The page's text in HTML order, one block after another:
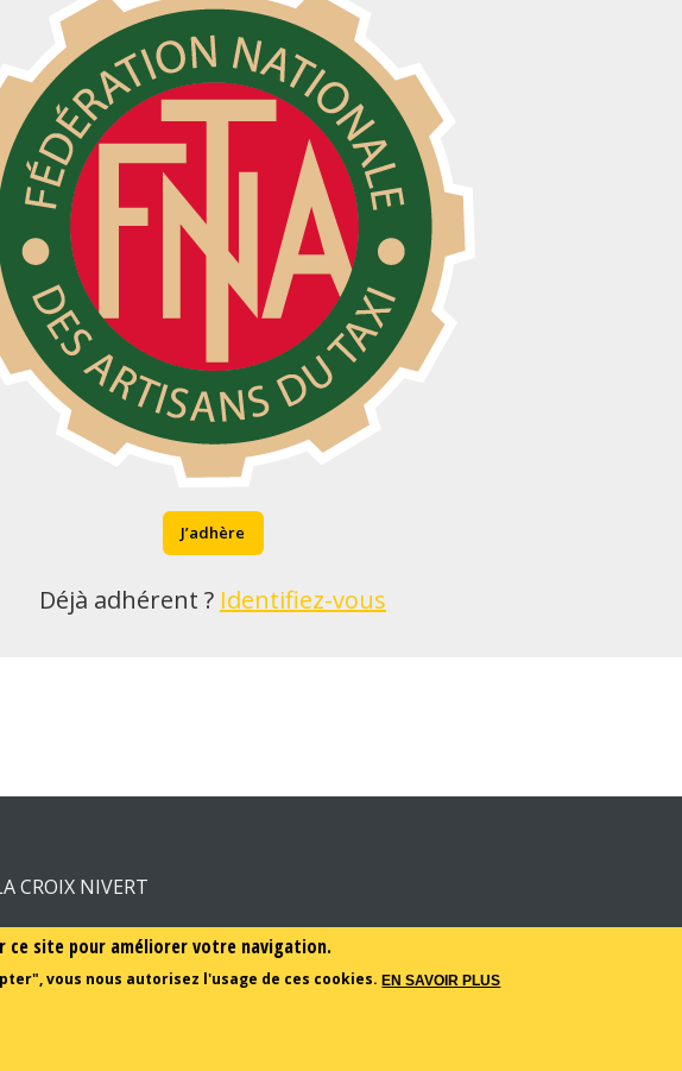
J’adhère
Déjà adhérent ? Identifiez-vous
CROIX NIVERT
ce site pour améliorer votre navigation.
vous nous autorisez l'usage de ces cookies. EN SAVOIR PLUS